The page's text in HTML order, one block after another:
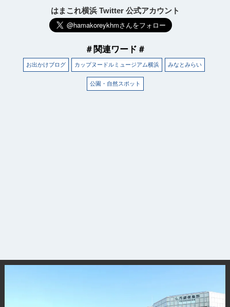
はまこれ横浜 Twitter 公式アカウント
＃関連ワード＃
お出かけブログ カップヌードルミュージアム横浜 みなとみらい
公園・自然スポット